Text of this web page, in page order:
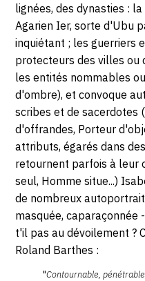
lignées, des dynasties :
Agarien Ier, sorte d'Ubu
inquiétant ; les guerriers
protecteurs des villes ou
les entités nommables
d'ombre), et convoque
scribes et de sacerdotes
d'offrandes, Porteur
attributs, égarés dans
retournent parfois à leur
seul, Homme situe...)
de nombreux
masquée, caparaçonnée
t'il pas au dévoilement ?
Roland Barthes :
"Contournable,